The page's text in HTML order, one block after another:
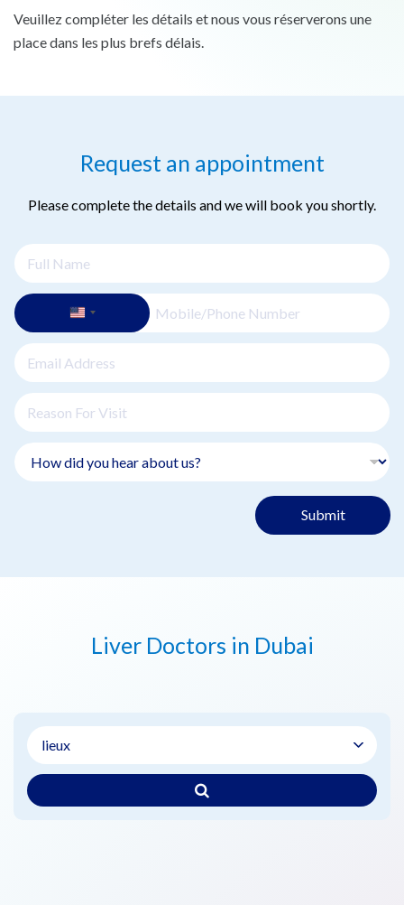
Veuillez compléter les détails et nous vous réserverons une
place dans les plus brefs délais.
Request an appointment
Please complete the details and we will book you shortly.
Submit
Liver Doctors in Dubai